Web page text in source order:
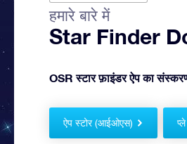
हमारे बारे में
Star Finder
OSR स्टार फ़ाइंडर ऐप का
ऐप स्टोर (आईओएस)